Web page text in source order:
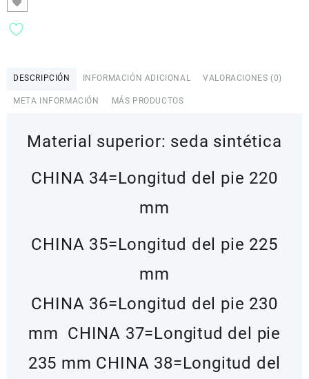
DESCRIPCIÓN INFORMACIÓN ADICIONAL VALORACIONES (0)
META INFORMACIÓN MÁS PRODUCTOS
Material superior: seda sintética
CHINA 34=Longitud del pie 220
mm
CHINA 35=Longitud del pie 225
mm
CHINA 36=Longitud del pie 230
mm CHINA 37=Longitud del pie
235 mm CHINA 38=Longitud del